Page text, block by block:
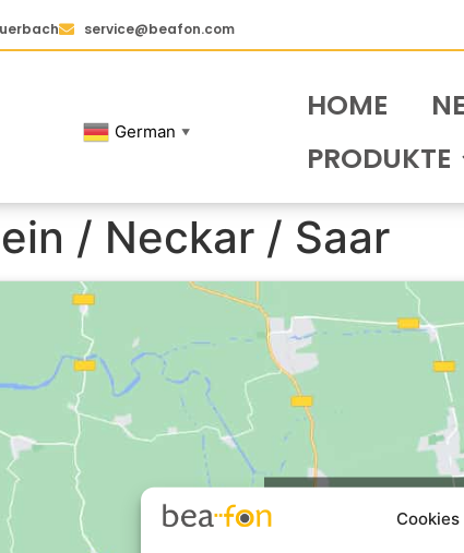
Cookies
service@beafon.com
German ▼
HOME
PRODUKTE
/ Neckar / Saar
maps zu